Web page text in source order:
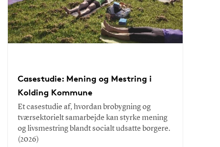
Casestudie: Mening og Mestring i
Kolding Kommune
Et casestudie af, hvordan brobygning og
tværsektorielt samarbejde kan styrke mening
og livsmestring blandt socialt udsatte borgere.
(2026)